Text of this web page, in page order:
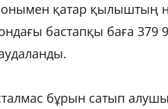
қатар қылыштың
бастапқы баға 379
бұрын сатып